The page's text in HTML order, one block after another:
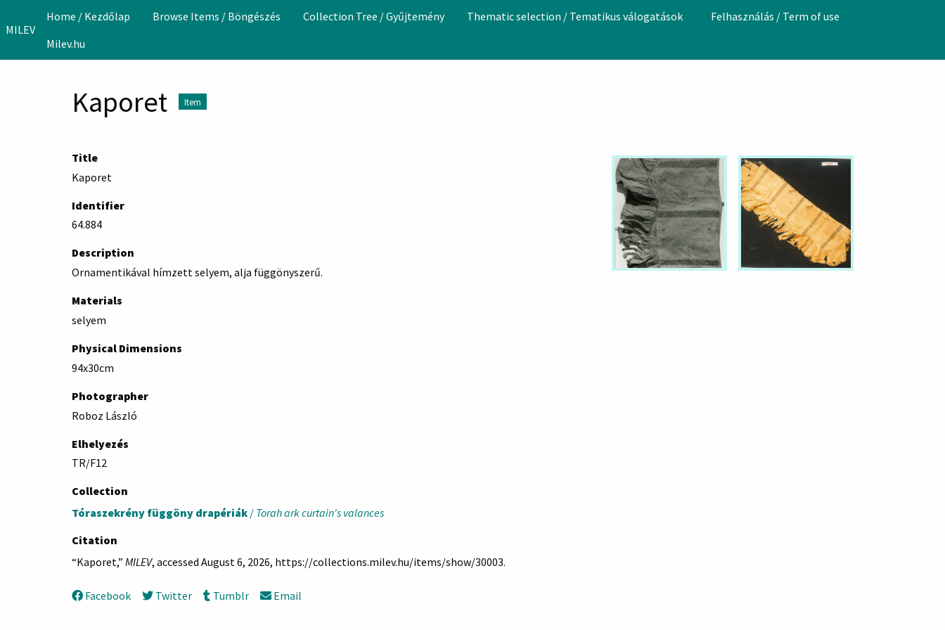
MILEV
Home / Kezdőlap Browse Items / Böngészés Collection Tree / Gyűjtemény Thematic selection / Tematikus válogatások
Felhasználás / Term of use
Milev.hu
Kaporet Item
Title
Kaporet
Identifier
64.884
Description
Ornamentikával hímzett selyem, alja függönyszerű.
Materials
selyem
Physical Dimensions
94x30cm
Photographer
Roboz László
Elhelyezés
TR/F12
Collection
Tóraszekrény függöny drapériák / Torah ark curtain's valances
Citation
“Kaporet,” MILEV, accessed August 6, 2026, https://collections.milev.hu/items/show/30003.
Facebook Twitter Tumblr Email